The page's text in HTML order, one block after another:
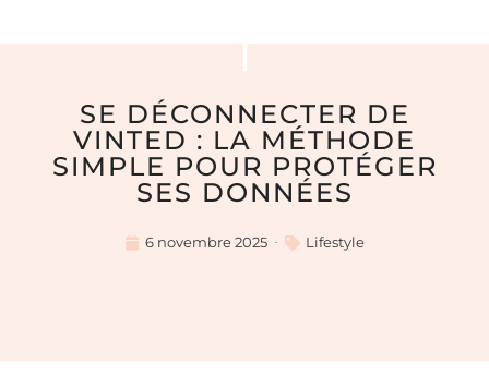
SE DÉCONNECTER DE
VINTED : LA MÉTHODE
SIMPLE POUR PROTÉGER
SES DONNÉES
6 novembre 2025 Lifestyle